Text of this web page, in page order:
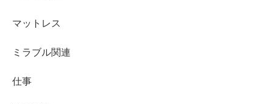
マットレス
ミラブル関連
仕事